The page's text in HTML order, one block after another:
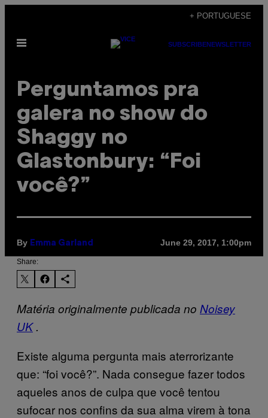
content
+ PORTUGUESE
Open
SUBSCRIBENEWSLETTER
Perguntamos pra
galera no show do
Shaggy no
Glastonbury: “Foi
você?”
By Emma Garland June 29, 2017, 1:00pm
Share:
Matéria originalmente publicada no Noisey
UK.
Existe alguma pergunta mais aterrorizante
que: “foi você?”. Nada consegue fazer todos
aqueles anos de culpa que você tentou
sufocar nos confins da sua alma virem à tona